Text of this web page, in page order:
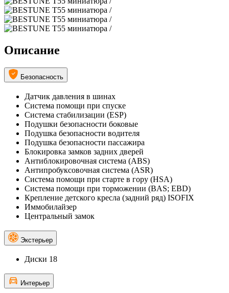
Описание
Безопасность
Датчик давления в шинах
Система помощи при спуске
Система стабилизации (ESP)
Подушки безопасности боковые
Подушка безопасности водителя
Подушка безопасности пассажира
Блокировка замков задних дверей
Антиблокировочная система (ABS)
Антипробуксовочная система (ASR)
Система помощи при старте в гору (HSA)
Система помощи при торможении (BAS; EBD)
Крепление детского кресла (задний ряд) ISOFIX
Иммобилайзер
Центральный замок
Экстерьер
Диски 18
Интерьер